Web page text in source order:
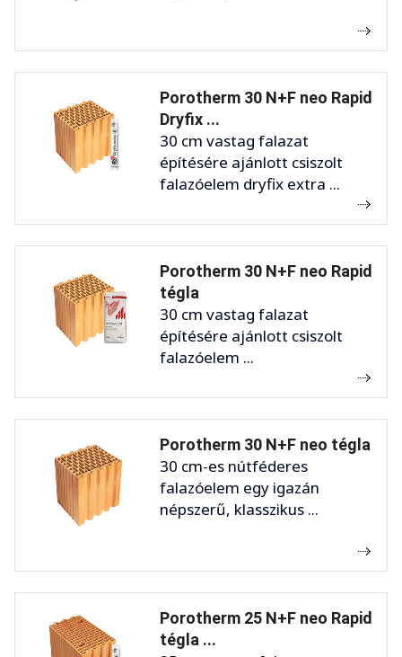
Porotherm 30 N+F neo Rapid
Dryfix ...
30 cm vastag falazat
építésére ajánlott csiszolt
falazóelem dryfix extra ...
Porotherm 30 N+F neo Rapid
tégla
30 cm vastag falazat
építésére ajánlott csiszolt
falazóelem ...
Porotherm 30 N+F neo tégla
30 cm-es nútféderes
falazóelem egy igazán
népszerű, klasszikus ...
Porotherm 25 N+F neo Rapid
tégla ...